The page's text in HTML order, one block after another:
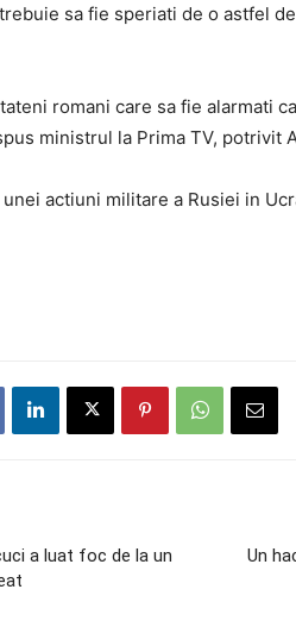
sa fie speriati de o astfel
romani care sa fie alarmati
ministrul la Prima TV, potrivit
unei actiuni militare a Rusiei in
a luat foc de la un
Un